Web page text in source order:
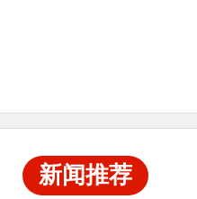
新闻推荐